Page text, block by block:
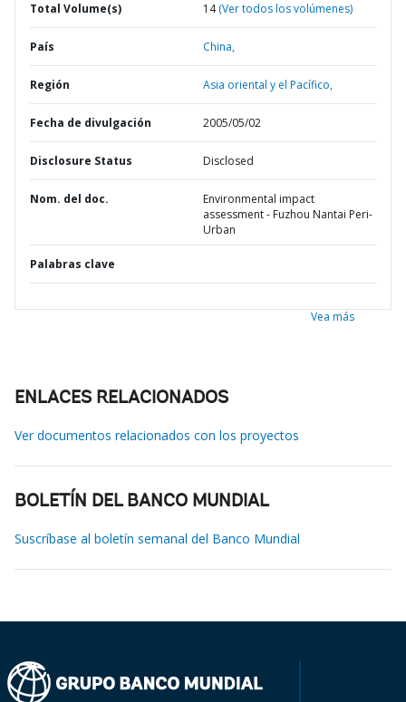
Total Volume(s) 14(Ver todos los volúmenes)
País China,
Región Asia oriental y el Pacífico,
Fecha de divulgación 2005/05/02
Disclosure Status Disclosed
Nom. del doc.
Environmental impact
assessment - Fuzhou Nantai Peri-
Urban
Palabras clave
Vea más
ENLACES RELACIONADOS
Ver documentos relacionados con los proyectos
BOLETÍN DEL BANCO MUNDIAL
Suscríbase al boletín semanal del Banco Mundial